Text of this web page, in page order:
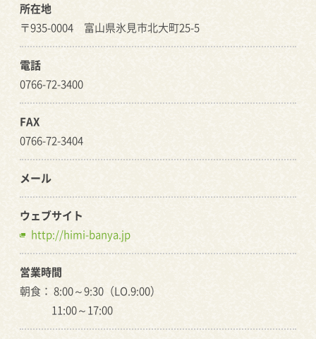
所在地
〒935-0004 富山県氷見市北大町25-5
電話
0766-72-3400
FAX
0766-72-3404
メール
ウェブサイト
http://himi-banya.jp
営業時間
朝食： 8:00～9:30（LO.9:00）
11:00～17:00